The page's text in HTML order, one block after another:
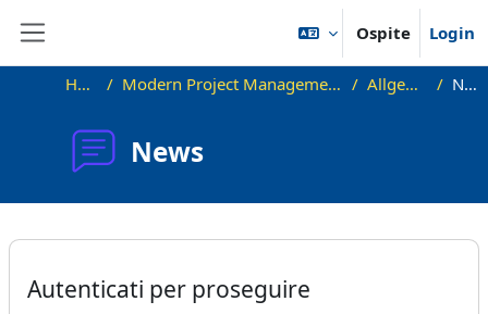
Ospite Login
Home Modern Project Management in ICT, HUST Allgemeines News
News
Autenticati per proseguire